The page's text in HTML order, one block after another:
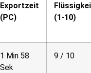
Exportzeit
(PC)
(1-10)
1 Min 58
Sek
9 / 10